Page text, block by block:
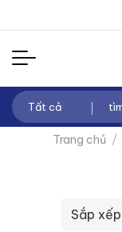
nội
dung
Tìm
kiếm:
Trang chủ /